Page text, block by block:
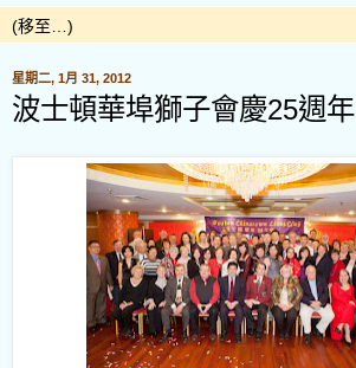
星期二, 1月 31, 2012
波士頓華埠獅子會慶25週年